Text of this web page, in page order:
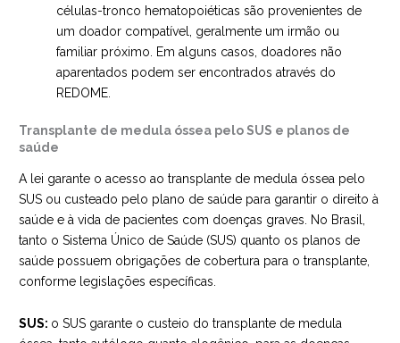
células-tronco hematopoiéticas são provenientes de
um doador compatível, geralmente um irmão ou
familiar próximo. Em alguns casos, doadores não
aparentados podem ser encontrados através do
REDOME.
Transplante de medula óssea pelo SUS e planos de
saúde
A lei garante o acesso ao transplante de medula óssea pelo
SUS ou custeado pelo plano de saúde para garantir o direito à
saúde e à vida de pacientes com doenças graves. No Brasil,
tanto o Sistema Único de Saúde (SUS) quanto os planos de
saúde possuem obrigações de cobertura para o transplante,
conforme legislações específicas.
SUS: o SUS garante o custeio do transplante de medula